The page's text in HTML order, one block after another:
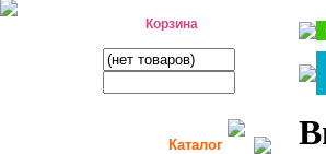
Корзина
Каталог